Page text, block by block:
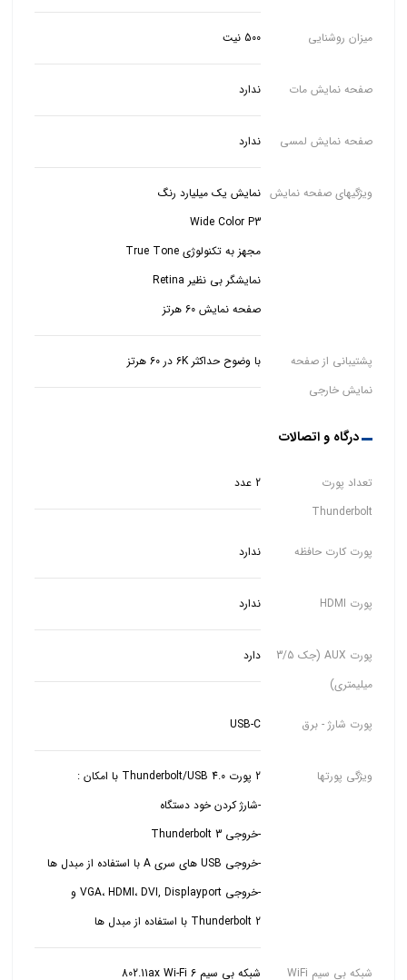
میزان روشنایی 500 نیت
صفحه نمایش مات ندارد
صفحه نمایش لمسی ندارد
ویژگیهای صفحه نمایش
نمایش یک میلیارد رنگ
Wide Color P3
نمایشگر بی نظیر Retina
صفحه نمایش 60 هرتز
پشتیبانی از صفحه
نمایش خارجی
با وضوح حداکثر 6K در 60 هرتز
درگاه و اتصالات
تعداد پورت
Thunderbolt
2 عدد
پورت کارت حافظه ندارد
پورت HDMI ندارد
پورت AUX (جک 3/5
میلیمتری)
دارد
پورت شارژ - برق USB-C
ویژگی پورتها
-خروجی USB های سری A با استفاده از مبدل ها
-خروجی VGA، HDMI، DVI, Displayport و
Thunderbolt 2 با استفاده از مبدل ها
شبکه بی سیم WiFi
شبکه بی سیم 802.11ax Wi-Fi 6